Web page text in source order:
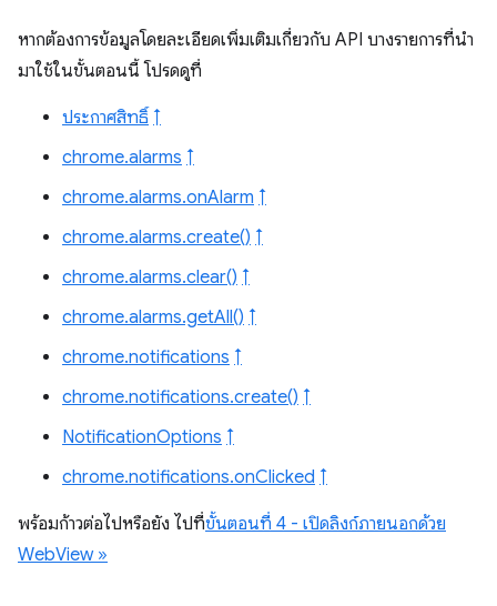
หากต้องการข้อมูลโดยละเอียดเพิ่มเติมเกี่ยวกับ API บางรายการที่นำ
มาใช้ในขั้นตอนนี้ โปรดดูที่
ประกาศสิทธิ์ ↑
chrome.alarms ↑
chrome.alarms.onAlarm ↑
chrome.alarms.create() ↑
chrome.alarms.clear() ↑
chrome.alarms.getAll() ↑
chrome.notifications ↑
chrome.notifications.create() ↑
NotificationOptions ↑
chrome.notifications.onClicked ↑
พร้อมก้าวต่อไปหรือยัง ไปที่ขั้นตอนที่ 4 - เปิดลิงก์ภายนอกด้วย
WebView »